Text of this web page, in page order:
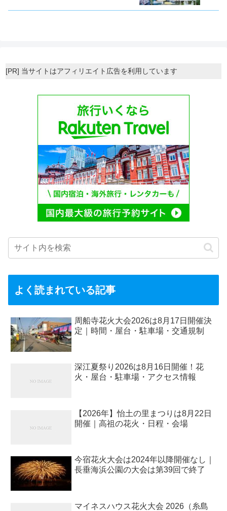
[PR] 当サイトはアフィリエイト広告を利用しています
よく読まれている記事
周船寺花火大会2026は8月17日開催決
定｜時間・屋台・駐車場・交通規制
深江夏祭り2026は8月16日開催！花
火・屋台・駐車場・アクセス情報
【2026年】怡土の里まつりは8月22日
開催｜高祖の花火・日程・会場
今宿花火大会は2024年以降開催なし｜
長垂海浜公園の大会は第39回で終了
マイネスハウス花火大会 2026（糸島